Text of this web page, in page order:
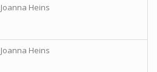
Joanna Heins
Joanna Heins